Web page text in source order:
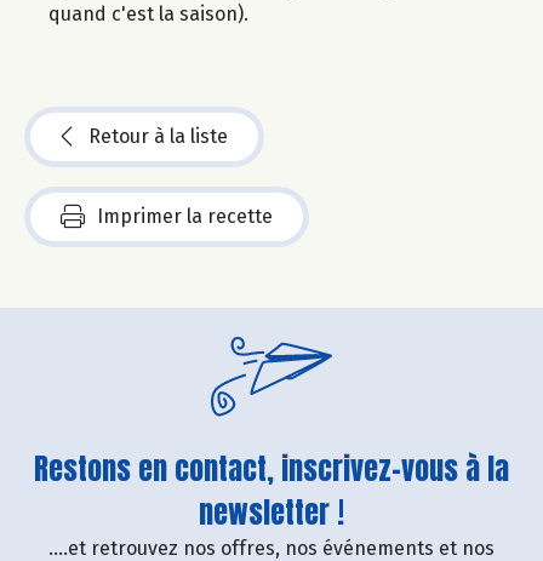
quand c'est la saison).
Retour à la liste
Imprimer la recette
Restons en contact, inscrivez-vous à la
newsletter !
....et retrouvez nos offres, nos événements et nos